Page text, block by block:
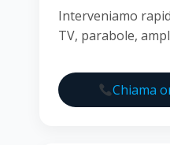
Interveniamo
TV, parabole,
Chiama